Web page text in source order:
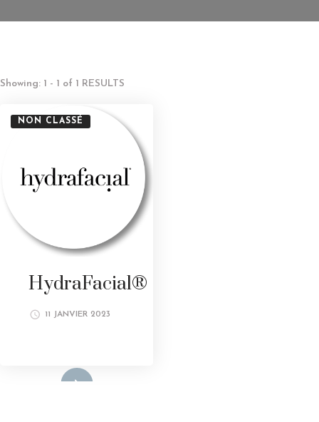
Showing: 1 - 1 of 1 RESULTS
NON CLASSÉ
HydraFacial®
11 JANVIER 2023